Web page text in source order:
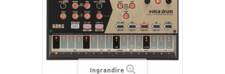
Ingrandire